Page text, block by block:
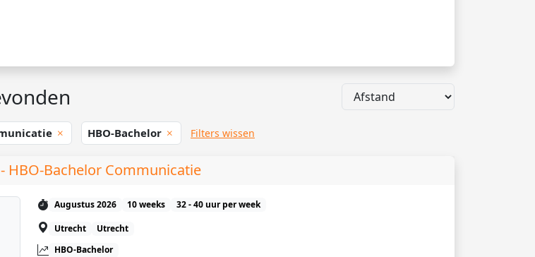
HBO-Bachelor Filters wissen
HBO-Bachelor Communicatie
Augustus 2026 10 weeks
32 - 40 uur per week
Utrecht
Utrecht
HBO-Bachelor